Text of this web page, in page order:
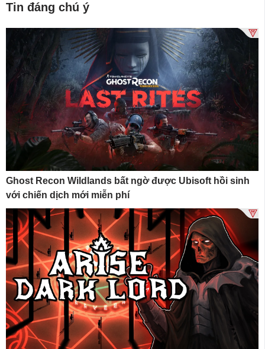
Tin đáng chú ý
Ghost Recon Wildlands bất ngờ được Ubisoft hồi sinh
với chiến dịch mới miễn phí